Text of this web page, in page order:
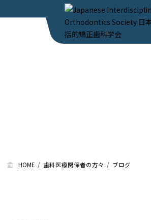
HOME 歯科医療関係者の方々 ブログ